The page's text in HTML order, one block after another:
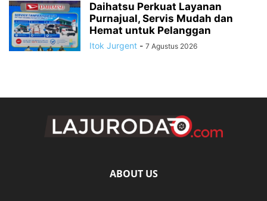
Daihatsu Perkuat Layanan
Purnajual, Servis Mudah dan
Hemat untuk Pelanggan
Itok Jurgent - 7 Agustus 2026
ABOUT US